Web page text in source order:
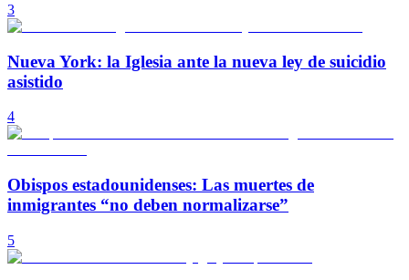
3
Nueva York: la Iglesia ante la nueva ley de suicidio
asistido
4
Obispos estadounidenses: Las muertes de
inmigrantes “no deben normalizarse”
5